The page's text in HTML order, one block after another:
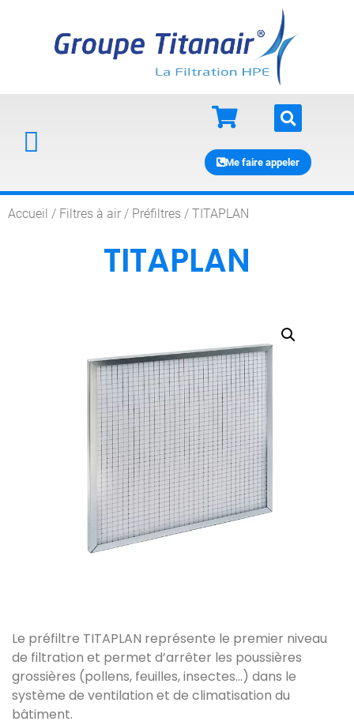
Me faire appeler
Accueil / Filtres à air / Préfiltres / TITAPLAN
TITAPLAN
Le préfiltre TITAPLAN représente le premier niveau
de filtration et permet d’arrêter les poussières
grossières (pollens, feuilles, insectes…) dans le
système de ventilation et de climatisation du
bâtiment.